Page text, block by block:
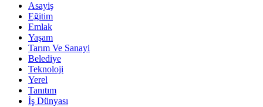
Asayiş
Eğitim
Emlak
Yaşam
Tarım Ve Sanayi
Belediye
Teknoloji
Yerel
Tanıtım
İş Dünyası